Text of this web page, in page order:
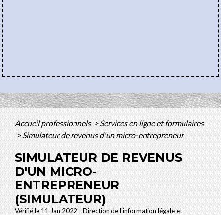
Accueil professionnels>Services en ligne et formulaires
>Simulateur de revenus d'un micro-entrepreneur
SIMULATEUR DE REVENUS
D'UN MICRO-
ENTREPRENEUR
(SIMULATEUR)
Vérifié le 11 Jan 2022 - Direction de l'information légale et